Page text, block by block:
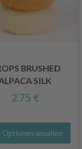
BRUSHED
SILK
2.75 €
Optionen ansehen